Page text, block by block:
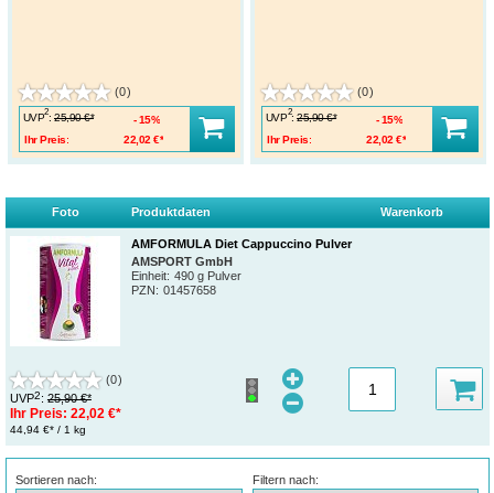
(0)
UVP
2
: 25,90 €*
Ihr Preis:
22,02 €*
15%
(0)
UVP
2
: 25,90 €*
Ihr Preis:
22,02 €*
15%
Foto Produktdaten Warenkorb
AMFORMULA Diet Cappuccino Pulver
AMSPORT GmbH
Einheit: 490 g Pulver
PZN: 01457658
(0)
UVP2: 25,90 €*
Ihr Preis: 22,02 €*
44,94 €* / 1 kg
Sortieren nach: Filtern nach: